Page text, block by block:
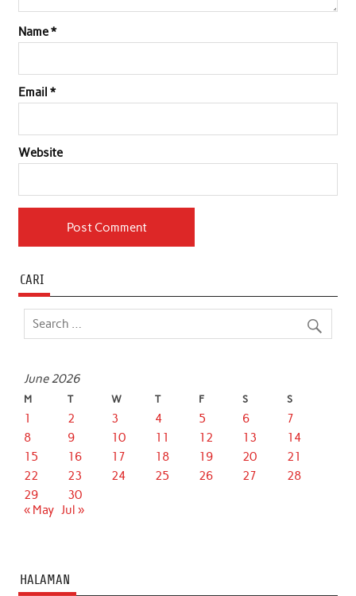
Name*
Email *
Website
CARI
June 2026
M T W T F S S
1 2 3 4 5 6
7
8
9 10 11 12 13
14
15
16 17 18 19 20
21
22
23 24 25 26 27
28
29
30
« May Jul »
HALAMAN